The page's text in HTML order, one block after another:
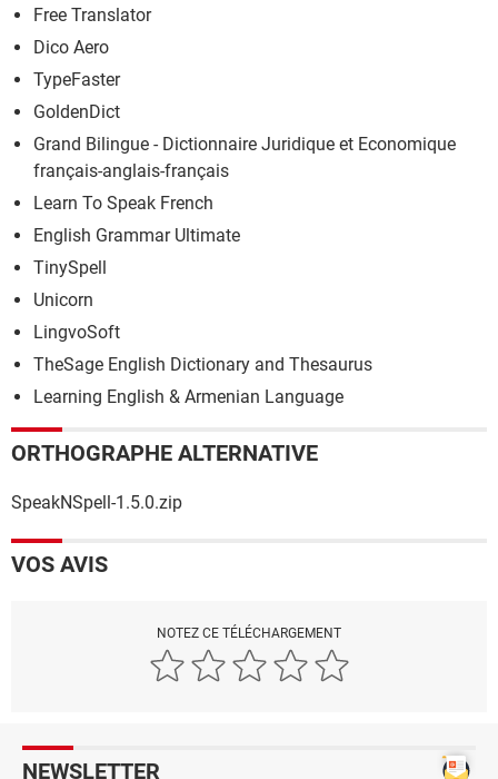
Free Translator
Dico Aero
TypeFaster
GoldenDict
Grand Bilingue - Dictionnaire Juridique et Economique
français-anglais-français
Learn To Speak French
English Grammar Ultimate
TinySpell
Unicorn
LingvoSoft
TheSage English Dictionary and Thesaurus
Learning English & Armenian Language
ORTHOGRAPHE ALTERNATIVE
SpeakNSpell-1.5.0.zip
VOS AVIS
NOTEZ CE TÉLÉCHARGEMENT
NEWSLETTER